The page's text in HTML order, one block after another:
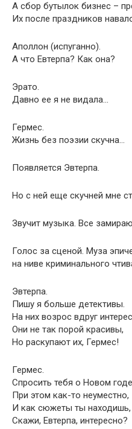
А сбор бутылок бизнес –
Их после праздников
Аполлон (испуганно).
А что Евтерпа? Как она?
Эрато.
Давно ее я не видала…
Гермес.
Жизнь без поэзии скучна…
Появляется Эвтерпа.
Но с ней еще скучней мне
Звучит музыка. Все
Голос за сценой. Муза
на ниве криминального
Эвтерпа.
Пишу я больше детективы.
На них возрос вдруг
Они не так порой красивы,
Но раскупают их, Гермес!
Гермес.
Спросить тебя о Новом годе
При этом как-то неуместно,
И как сюжеты ты находишь,
Скажи, Евтерпа, интересно?